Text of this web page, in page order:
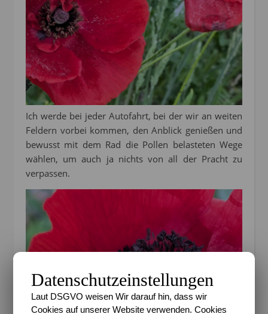
Ich werde bei jeder Autofahrt, bei der wir an weiten
Feldern vorbei kommen, den Anblick genießen und
bewusst mit dem Rad die Pollen belasteten Wege
wählen, um auch ja nichts von all der Pracht zu
verpassen.
Datenschutzeinstellungen
Laut DSGVO weisen Wir darauf hin, dass wir
Cookies auf unserer Website verwenden. Cookies